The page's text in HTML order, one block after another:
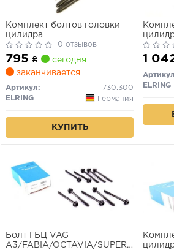
Комплект болтов головки
цилидра
0 отзывов
795 ₴
сегодня
заканчивается
Артикул:
730.300
ELRING
Германия
КУПИТЬ
1
ELRING
Болт ГБЦ VAG
A3/FABIA/OCTAVIA/SUPERB/YETI/